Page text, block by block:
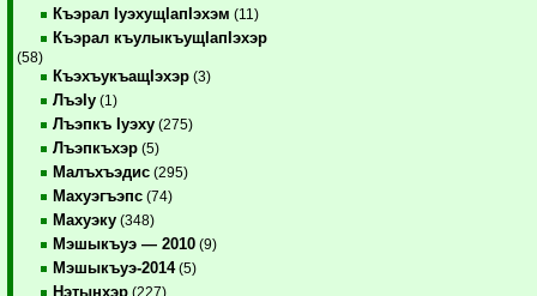
Къэрал IуэхущIапIэхэм (11)
Къэрал къулыкъущIапIэхэр
(58)
КъэхъукъащIэхэр (3)
ЛъэIу (1)
Лъэпкъ Iуэху (275)
Лъэпкъхэр (5)
Малъхъэдис (295)
Махуэгъэпс (74)
Махуэку (348)
Мэшыкъуэ — 2010 (9)
Мэшыкъуэ-2014(5)
Нэтынхэр (227)